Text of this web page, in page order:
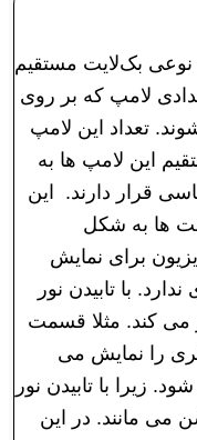
بک لايت 49XTU625 – 49XTU615 نوعی بک‌لایت مستقیم
لامپ که بر روی
تعداد این لامپ
این لامپ ها به
قرار دارند. این
ها به شکل
برای نمایش
با تابیدن نور
می کند. مثلا قسمت
را نمایش می
زیرا با تابیدن نور
می مانند. در این